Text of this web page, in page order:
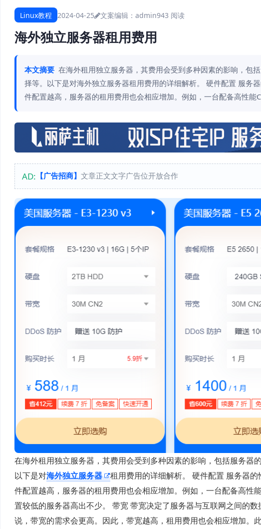
Linux教程 2024-04-25 文案编辑：admin943 阅读
海外独立服务器租用费用
本文摘要 在海外租用独立服务器，其费用会受到多种因素的影响，包
择等。以下是对海外独立服务器租用费用的详细解析。 硬件配置 服务
件配置越高，服务器的租用费用也会相应增加。例如，一台配备高性能
AD: 【广告招商】 文章正文文字广告位开放合作
在海外租用独立服务器，其费用会受到多种因素的影响，包括服务器
以下是对海外独立服务器
租用费用的详细解析。 硬件配置 服务器
件配置越高，服务器的租用费用也会相应增加。例如，一台配备高
置较低的服务器高出不少。 带宽 带宽决定了服务器与互联网之间的
说，带宽的需求会更高。因此，带宽越高，租用费用也会相应增加